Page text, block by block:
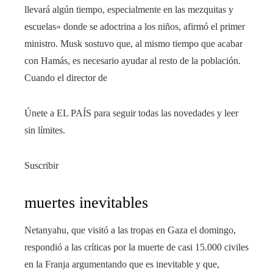
llevará algún tiempo, especialmente en las mezquitas y
escuelas» donde se adoctrina a los niños, afirmó el primer
ministro. Musk sostuvo que, al mismo tiempo que acabar
con Hamás, es necesario ayudar al resto de la población.
Cuando el director de
Únete a EL PAÍS para seguir todas las novedades y leer
sin límites.
Suscribir
muertes inevitables
Netanyahu, que visitó a las tropas en Gaza el domingo,
respondió a las críticas por la muerte de casi 15.000 civiles
en la Franja argumentando que es inevitable y que,